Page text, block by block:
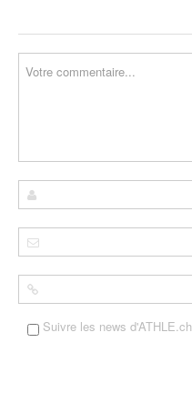
Suivre les news d'ATHLE.ch